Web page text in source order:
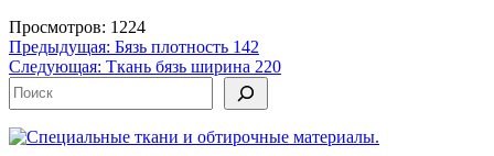
Просмотров: 1224
Навигация
по
записям
Предыдущая: Бязь плотность 142
Следующая: Ткань бязь ширина 220
Поиск